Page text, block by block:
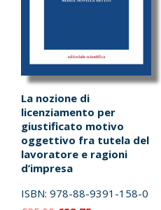
La nozione di
licenziamento per
giustificato motivo
oggettivo fra tutela del
lavoratore e ragioni
d’impresa
ISBN: 978-88-9391-158-0